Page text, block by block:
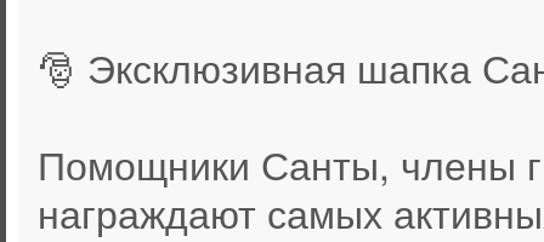
🎅 Эксклюзивная шапка
Помощники Санты, члены
награждают самых